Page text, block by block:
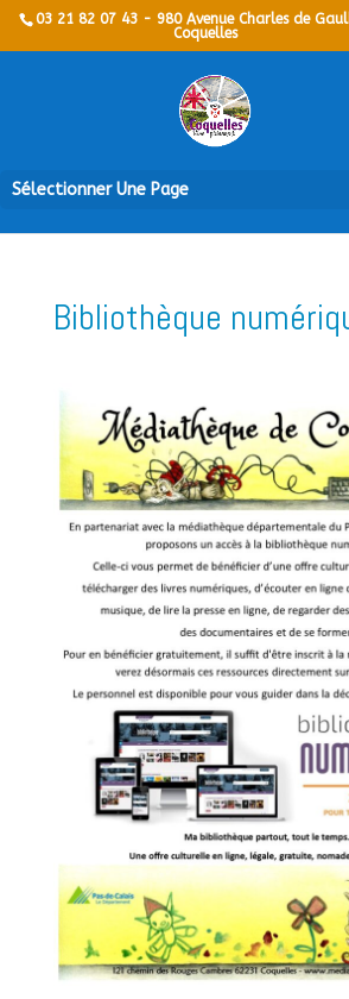
03 21 82 07 43 - 980 Avenue Charles de
Coquelles
Sélectionner Une Page
Bibliothèque